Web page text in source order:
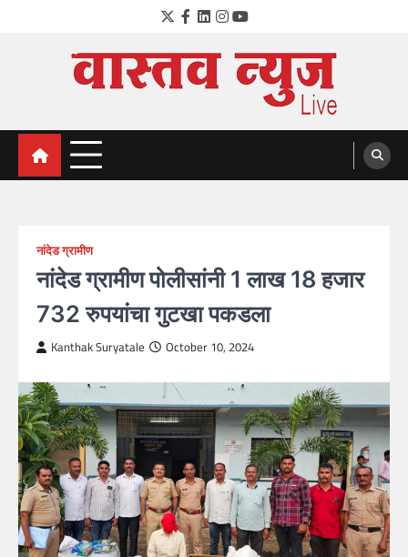
Twitter
Facebook
LinkedIn
Instagram
YouTube
VastavNEWSLive.com
a leading NEWS portal of Maharahstra
नांदेड ग्रामीण
नांदेड ग्रामीण पोलीसांनी 1 लाख 18 हजार
732 रुपयांचा गुटखा पकडला
Kanthak Suryatale October 10, 2024